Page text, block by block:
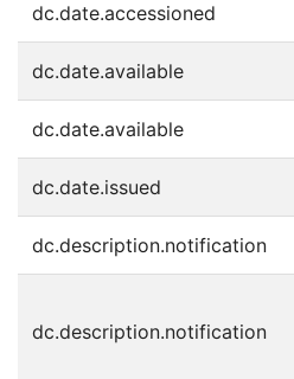
dc.date.accessioned
dc.date.available
dc.date.available
dc.date.issued
dc.description.notification
dc.description.notification